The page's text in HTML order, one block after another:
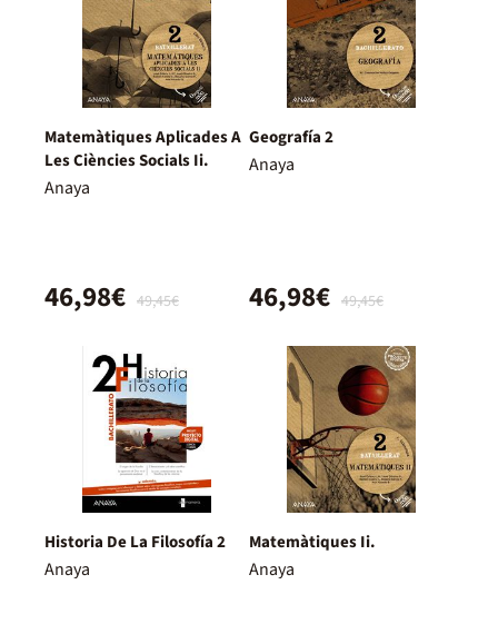
Matemàtiques Aplicades A
Les Ciències Socials Ii.
Anaya
49,45€
46,98€
Geografía 2
Anaya
49,45€
46,98€
Historia De La Filosofía 2
Anaya
Matemàtiques Ii.
Anaya